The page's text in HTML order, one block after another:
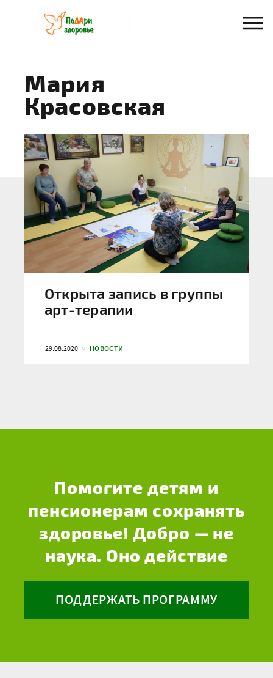
содержанию
Мария
Красовская
Открыта запись в группы
арт-терапии
29.08.2020 НОВОСТИ
Помогите детям и
пенсионерам сохранять
здоровье! Добро — не
наука. Оно действие
ПОДДЕРЖАТЬ ПРОГРАММУ